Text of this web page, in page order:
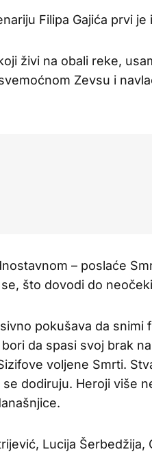
Filipa Gajića prvi
živi na obali reke,
Zevsu i
– poslaće
što dovodi do
pokušava da snimi
da spasi svoj brak
voljene Smrti.
dodiruju. Heroji više
Lucija Šerbedžija,